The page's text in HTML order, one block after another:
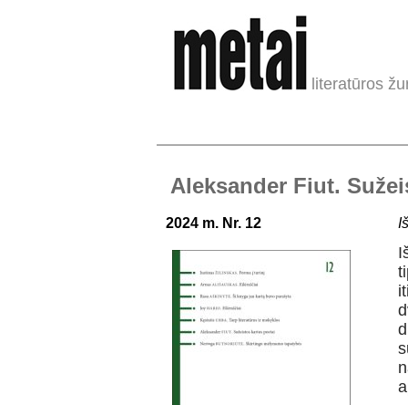
literatūros
Aleksander Fiut.
2024 m. Nr. 12